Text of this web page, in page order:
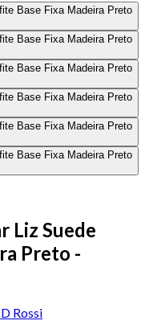
Liz Suede
Preto -
D Rossi